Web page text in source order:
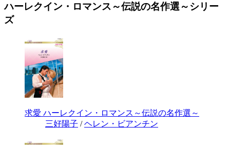
ハーレクイン・ロマンス～伝説の名作選～シリー
ズ
求愛 ハーレクイン・ロマンス～伝説の名作選～
三好陽子 /ヘレン・ビアンチン